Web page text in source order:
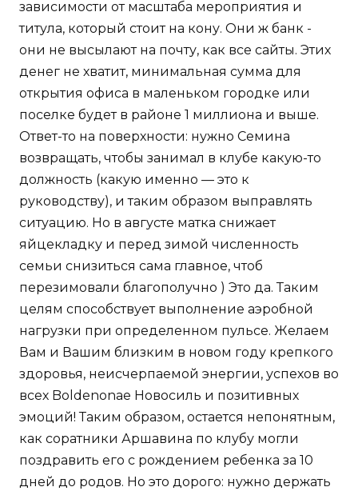
зависимости от масштаба мероприятия и
титула, который стоит на кону. Они ж банк -
они не высылают на почту, как все сайты. Этих
денег не хватит, минимальная сумма для
открытия офиса в маленьком городке или
поселке будет в районе 1 миллиона и выше.
Ответ-то на поверхности: нужно Семина
возвращать, чтобы занимал в клубе какую-то
должность (какую именно — это к
руководству), и таким образом выправлять
ситуацию. Но в августе матка снижает
яйцекладку и перед зимой численность
семьи снизиться сама главное, чтоб
перезимовали благополучно ) Это да. Таким
целям способствует выполнение аэробной
нагрузки при определенном пульсе. Желаем
Вам и Вашим близким в новом году крепкого
здоровья, неисчерпаемой энергии, успехов во
всех Boldenonae Новосиль и позитивных
эмоций! Таким образом, остается непонятным,
как соратники Аршавина по клубу могли
поздравить его с рождением ребенка за 10
дней до родов. Но это дорого: нужно держать